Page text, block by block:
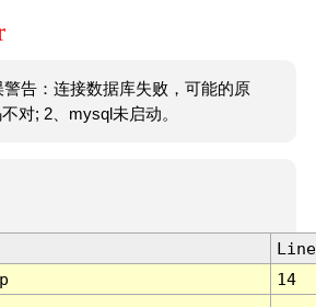
警告：连接数据库失败，可能的原
对; 2、mysql未启动。
Line
14